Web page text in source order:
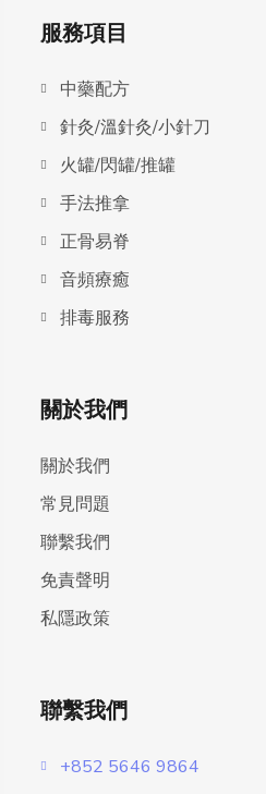
服務項目
中藥配方
針灸/溫針灸/小針刀
火罐/閃罐/推罐
手法推拿
正骨易脊
⾳頻療癒
排毒服務
關於我們
關於我們
常見問題
聯繫我們
免責聲明
私隱政策
聯繫我們
+852 5646 9864